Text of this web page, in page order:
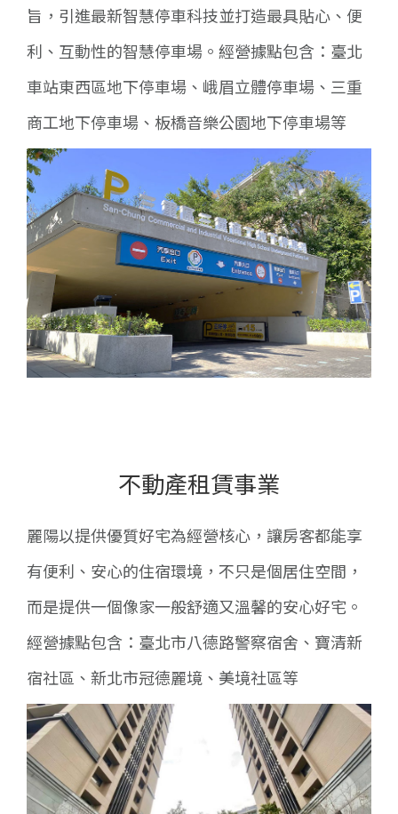
旨，引進最新智慧停車科技並打造最具貼心、便
利、互動性的智慧停車場。經營據點包含：臺北
車站東西區地下停車場、峨眉立體停車場、三重
商工地下停車場、板橋音樂公園地下停車場等
不動產租賃事業
麗陽以提供優質好宅為經營核心，讓房客都能享
有便利、安心的住宿環境，不只是個居住空間，
而是提供一個像家一般舒適又溫馨的安心好宅。
經營據點包含：臺北市八德路警察宿舍、寶清新
宿社區、新北市冠德麗境、美境社區等